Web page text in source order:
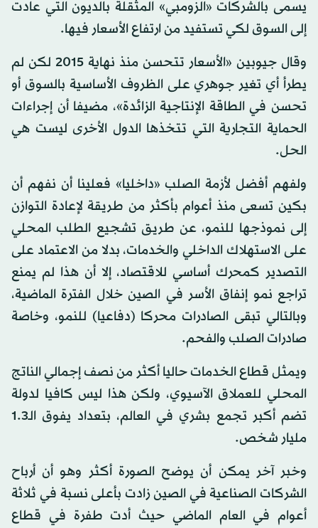
يسمى بالشركات «الزومبي» المثقلة بالديون التي عادت
إلى السوق لكي تستفيد من ارتفاع الأسعار فيها.
وقال جيوبين «الأسعار تتحسن منذ نهاية 2015 لكن لم
يطرأ أي تغير جوهري على الظروف الأساسية بالسوق أو
تحسن في الطاقة الإنتاجية الزائدة»، مضيفا أن إجراءات
الحماية التجارية التي تتخذها الدول الأخرى ليست هي
الحل.
ولفهم أفضل لأزمة الصلب «داخليا» فعلينا أن نفهم أن
بكين تسعى منذ أعوام بأكثر من طريقة لإعادة التوازن
إلى نموذجها للنمو، عن طريق تشجيع الطلب المحلي
على الاستهلاك الداخلي والخدمات، بدلا من الاعتماد على
التصدير كمحرك أساسي للاقتصاد، إلا أن هذا لم يمنع
تراجع نمو إنفاق الأسر في الصين خلال الفترة الماضية،
وبالتالي تبقى الصادرات محركا (دفاعيا) للنمو، وخاصة
صادرات الصلب والفحم.
ويمثل قطاع الخدمات حاليا أكثر من نصف إجمالي الناتج
المحلي للعملاق الآسيوي، ولكن هذا ليس كافيا لدولة
تضم أكبر تجمع بشري في العالم، بتعداد يفوق الـ1.3
مليار شخص.
وخبر آخر يمكن أن يوضح الصورة أكثر وهو أن أرباح
الشركات الصناعية في الصين زادت بأعلى نسبة في ثلاثة
أعوام في العام الماضي حيث أدت طفرة في قطاع